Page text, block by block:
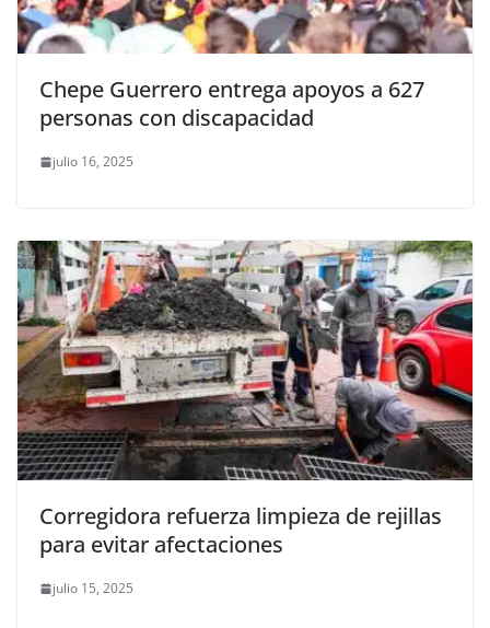
Chepe Guerrero entrega apoyos a 627
personas con discapacidad
julio 16, 2025
Corregidora refuerza limpieza de rejillas
para evitar afectaciones
julio 15, 2025